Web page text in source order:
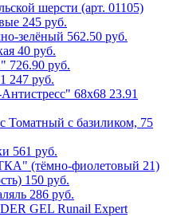
245 руб.
562.50 руб.
40 руб.
726.90 руб.
1 247 руб.
23.91
561 руб.
150 руб.
286 руб.